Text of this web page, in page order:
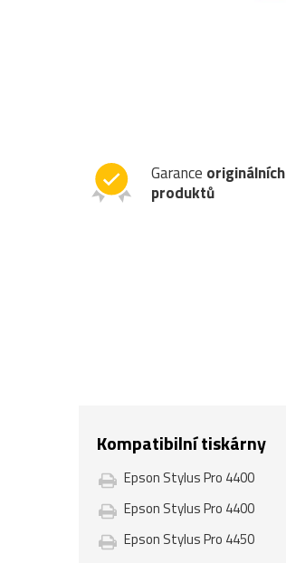
Garance originálních
produktů
Kompatibilní tiskárny
Epson Stylus Pro 4400
Epson Stylus Pro 4400
Epson Stylus Pro 4450